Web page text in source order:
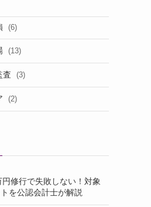
(6)
(13)
査 (3)
(2)
修行で失敗しない！対象
を公認会計士が解説